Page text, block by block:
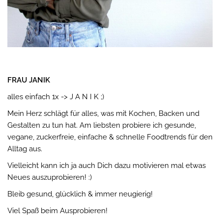
FRAU JANIK
alles einfach 1x -> J A N I K ;)
Mein Herz schlägt für alles, was mit Kochen, Backen und
Gestalten zu tun hat. Am liebsten probiere ich gesunde,
vegane, zuckerfreie, einfache & schnelle Foodtrends für den
Alltag aus.
Vielleicht kann ich ja auch Dich dazu motivieren mal etwas
Neues auszuprobieren! :)
Bleib gesund, glücklich & immer neugierig!
Viel Spaß beim Ausprobieren!